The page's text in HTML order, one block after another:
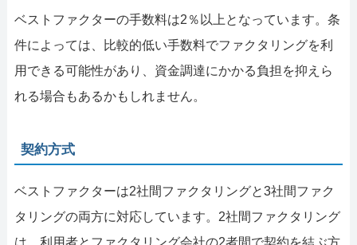
ベストファクターの手数料は2％以上となっています。条
件によっては、比較的低い手数料でファクタリングを利
用できる可能性があり、資金調達にかかる負担を抑えら
れる場合もあるかもしれません。
契約方式
ベストファクターは2社間ファクタリングと3社間ファク
タリングの両方に対応しています。2社間ファクタリング